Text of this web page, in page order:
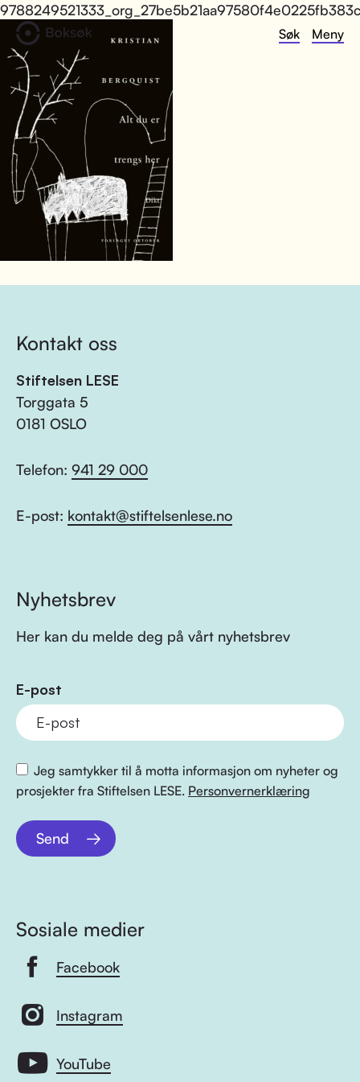
Søk Meny
Kontakt oss
Stiftelsen LESE
Torggata 5
0181 OSLO
Telefon: 941 29 000
E-post: kontakt@stiftelsenlese.no
Nyhetsbrev
Her kan du melde deg på vårt nyhetsbrev
E-post
Jeg samtykker til å motta informasjon om nyheter og
prosjekter fra Stiftelsen LESE. Personvernerklæring
Send
Sosiale medier
Facebook
Instagram
YouTube